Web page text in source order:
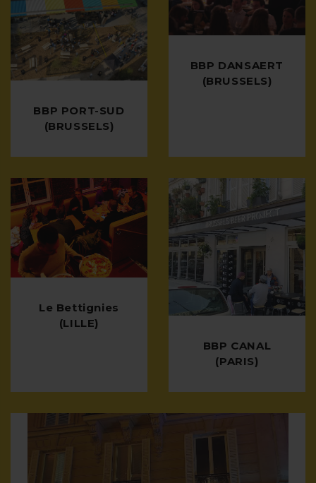
BBP PORT-SUD
(BRUSSELS)
BBP DANSAERT
(BRUSSELS)
Le Bettignies
(LILLE)
BBP CANAL
(PARIS)